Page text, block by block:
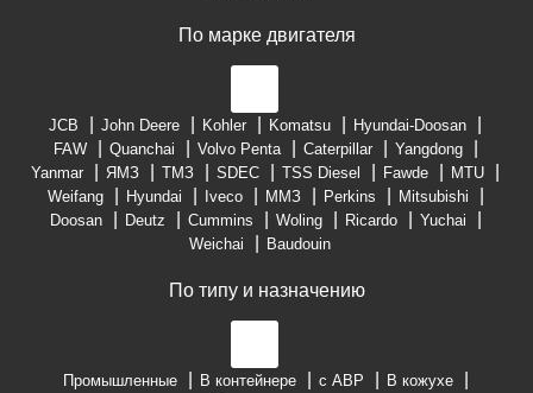
По марке двигателя
JCB John Deere Kohler Komatsu
Hyundai-Doosan
FAW
Quanchai Volvo Penta Caterpillar
Yangdong
Yanmar
ЯМЗ ТМЗ SDEC TSS Diesel Fawde
MTU
Weifang
Hyundai Iveco ММЗ Perkins
Mitsubishi
Doosan
Deutz Cummins Woling Ricardo
Yuchai
Weichai
Baudouin
По типу и назначению
Промышленные В контейнере с АВР
В кожухе